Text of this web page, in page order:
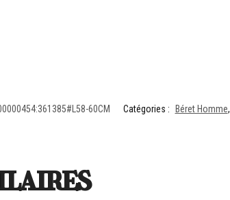
60CM Catégories : Béret Homme,